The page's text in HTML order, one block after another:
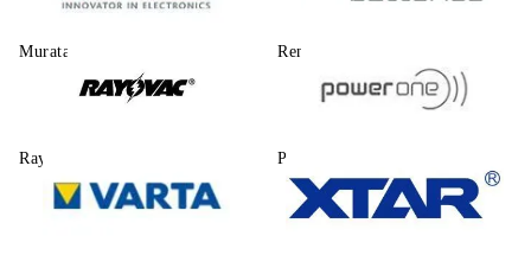
Murata Renata
Rayovac Power One